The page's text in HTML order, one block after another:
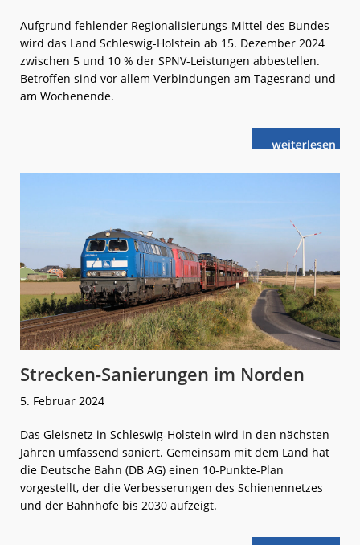
Aufgrund fehlender Regionalisierungs-Mittel des Bundes
wird das Land Schleswig-Holstein ab 15. Dezember 2024
zwischen 5 und 10 % der SPNV-Leistungen abbestellen.
Betroffen sind vor allem Verbindungen am Tagesrand und
am Wochenende.
weiterlese
nNAH.SH:
Strecken-Sanierungen im Norden
5. Februar 2024
Das Gleisnetz in Schleswig-Holstein wird in den nächsten
Jahren umfassend saniert. Gemeinsam mit dem Land hat
die Deutsche Bahn (DB AG) einen 10-Punkte-Plan
vorgestellt, der die Verbesserungen des Schienennetzes
und der Bahnhöfe bis 2030 aufzeigt.